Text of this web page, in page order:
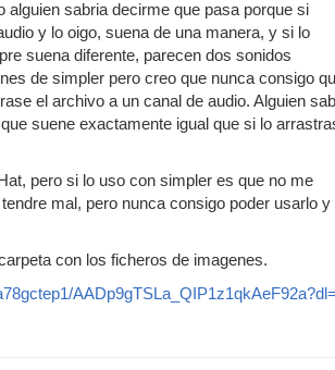
alguien sabria decirme que pasa porque si
y lo oigo, suena de una manera, y si lo
suena diferente, parecen dos sonidos
de simpler pero creo que nunca consigo
el archivo a un canal de audio. Alguien
suene exactamente igual que si lo
pero si lo uso con simpler es que no me
mal, pero nunca consigo poder usarlo y
con los ficheros de imagenes.